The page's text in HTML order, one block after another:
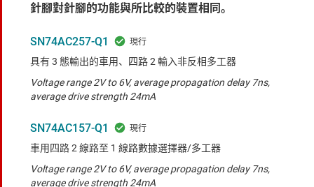
針腳對針腳的功能與所比較的裝置相同。
SN74AC257-Q1
具有 3 態輸出的車用、四路 2 輸入非反相多工器
Voltage range 2V to 6V, average propagation delay 7ns,
average drive strength 24mA
SN74AC157-Q1
車用四路 2 線路至 1 線路數據選擇器/多工器
Voltage range 2V to 6V, average propagation delay 7ns,
average drive strength 24mA